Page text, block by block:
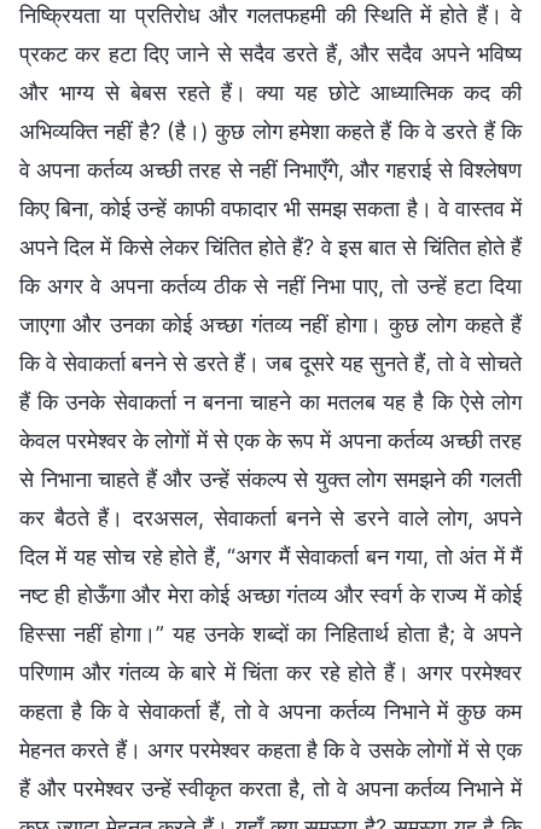
निष्क्रियता या प्रतिरोध और गलतफहमी की स्थिति में होते हैं। वे
प्रकट कर हटा दिए जाने से सदैव डरते हैं, और सदैव अपने भविष्य
और भाग्य से बेबस रहते हैं। क्या यह छोटे आध्यात्मिक कद की
अभिव्यक्ति नहीं है? (है।) कुछ लोग हमेशा कहते हैं कि वे डरते हैं कि
वे अपना कर्तव्य अच्छी तरह से नहीं निभाएँगे, और गहराई से विश्लेषण
किए बिना, कोई उन्हें काफी वफादार भी समझ सकता है। वे वास्तव में
अपने दिल में किसे लेकर चिंतित होते हैं? वे इस बात से चिंतित होते हैं
कि अगर वे अपना कर्तव्य ठीक से नहीं निभा पाए, तो उन्हें हटा दिया
जाएगा और उनका कोई अच्छा गंतव्य नहीं होगा। कुछ लोग कहते हैं
कि वे सेवाकर्ता बनने से डरते हैं। जब दूसरे यह सुनते हैं, तो वे सोचते
हैं कि उनके सेवाकर्ता न बनना चाहने का मतलब यह है कि ऐसे लोग
केवल परमेश्वर के लोगों में से एक के रूप में अपना कर्तव्य अच्छी तरह
से निभाना चाहते हैं और उन्हें संकल्प से युक्त लोग समझने की गलती
कर बैठते हैं। दरअसल, सेवाकर्ता बनने से डरने वाले लोग, अपने
दिल में यह सोच रहे होते हैं, “अगर मैं सेवाकर्ता बन गया, तो अंत में मैं
नष्ट ही होऊँगा और मेरा कोई अच्छा गंतव्य और स्वर्ग के राज्य में कोई
हिस्सा नहीं होगा।” यह उनके शब्दों का निहितार्थ होता है; वे अपने
परिणाम और गंतव्य के बारे में चिंता कर रहे होते हैं। अगर परमेश्वर
कहता है कि वे सेवाकर्ता हैं, तो वे अपना कर्तव्य निभाने में कुछ कम
मेहनत करते हैं। अगर परमेश्वर कहता है कि वे उसके लोगों में से एक
हैं और परमेश्वर उन्हें स्वीकृत करता है, तो वे अपना कर्तव्य निभाने में